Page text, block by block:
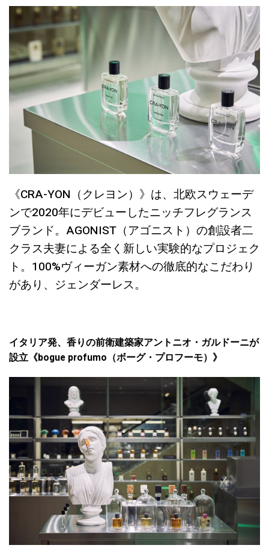
《CRA-YON（クレヨン）》は、北欧スウェーデ
ンで2020年にデビューしたニッチフレグランス
ブランド。AGONIST（アゴニスト）の創設者二
クラス夫妻による全く新しい実験的なプロジェク
ト。100%ヴィーガン素材への徹底的なこだわり
があり、ジェンダーレス。
イタリア発、香りの前衛建築家アントニオ・ガルドーニが
設立《bogue profumo（ボーグ・プロフーモ）》